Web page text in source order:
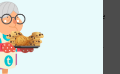
absoluten Kultstatus. In
die ersten Funkmikrofone
auf den Markt
Zeit zum Weltmarktführer
bietet der Hersteller
und Kopfhörern für den
diverses Zubehör an.